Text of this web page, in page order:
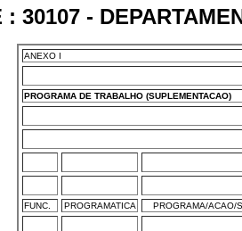
: 30107 -
ANEXO I
PROGRAMA DE TRABALHO (SUPLEMENTACAO)
FUNC. PROGRAMATICA PROGRAMA/ACAO/